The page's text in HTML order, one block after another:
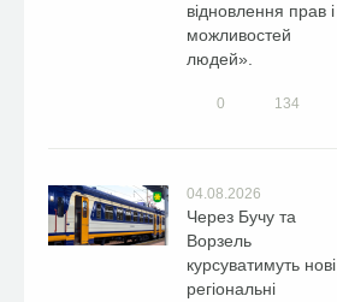
відновлення прав і
можливостей
людей».
0 134
04.08.2026
Через Бучу та
Ворзель
курсуватимуть нові
регіональні